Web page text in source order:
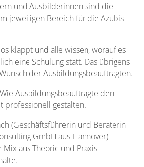
und Ausbilderinnen sind die
jeweiligen Bereich für die Azubis
klappt und alle wissen, worauf es
eine Schulung statt. Das übrigens
der Ausbildungsbeauftragten.
Ausbildungsbeauftragte den
professionell gestalten.
(Geschäftsführerin und Beraterin
GmbH aus Hannover)
aus Theorie und Praxis